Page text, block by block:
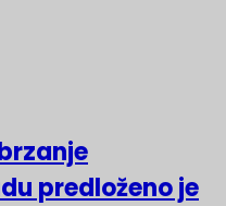
predloženo je